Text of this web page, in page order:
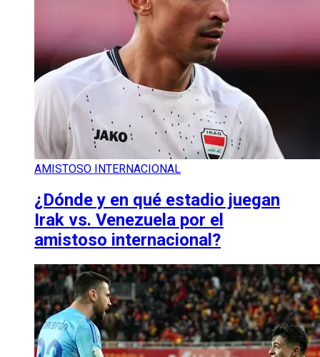
AMISTOSO INTERNACIONAL
¿Dónde y en qué estadio juegan
Irak vs. Venezuela por el
amistoso internacional?